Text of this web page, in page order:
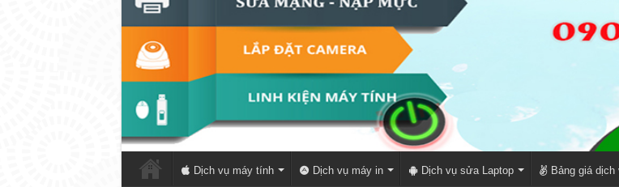
Dịch vụ máy tính Dịch vụ máy in Dịch vụ sửa Laptop Bảng giá dịch